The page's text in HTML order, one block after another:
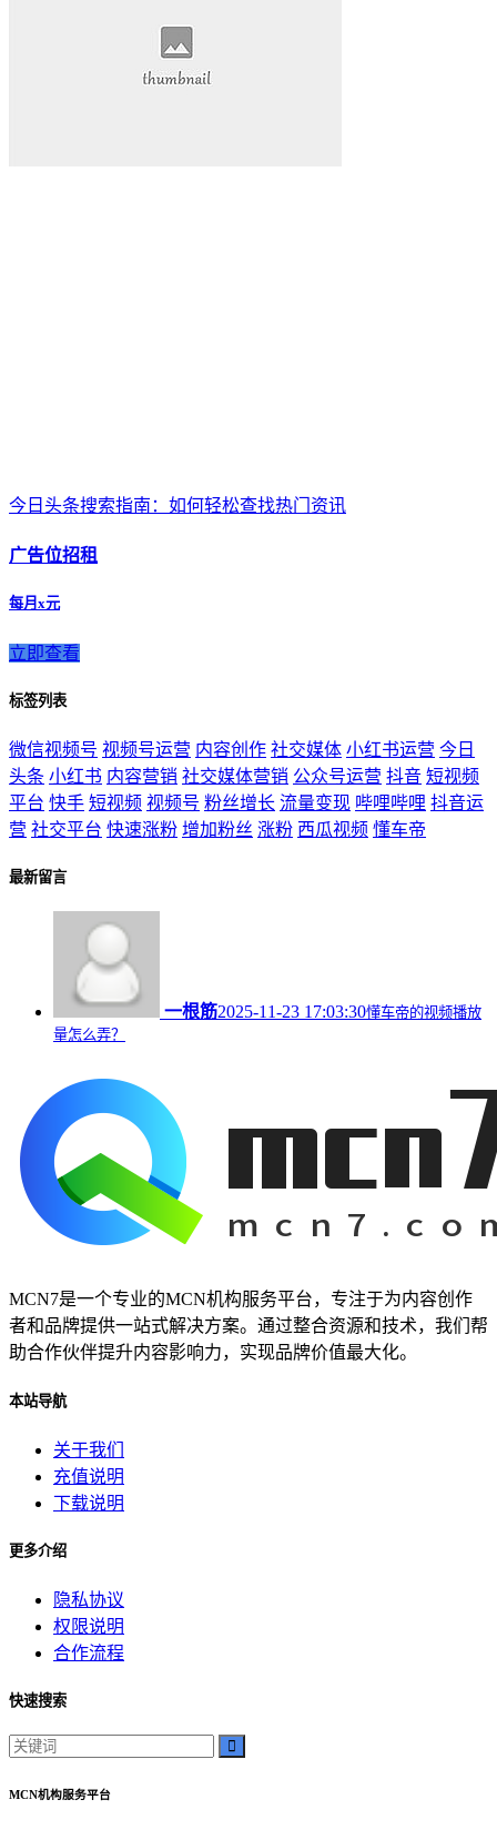
今日头条搜索指南：如何轻松查找热门资讯
广告位招租
每月x元
立即查看
标签列表
微信视频号 视频号运营 内容创作 社交媒体 小红书运营 今日
头条 小红书 内容营销 社交媒体营销 公众号运营 抖音 短视频
平台 快手 短视频 视频号 粉丝增长 流量变现 哔哩哔哩 抖音运
营 社交平台 快速涨粉 增加粉丝 涨粉 西瓜视频 懂车帝
最新留言
一根筋2025-11-23 17:03:30懂车帝的视频播放
量怎么弄？
MCN7是一个专业的MCN机构服务平台，专注于为内容创作
者和品牌提供一站式解决方案。通过整合资源和技术，我们帮
助合作伙伴提升内容影响力，实现品牌价值最大化。
本站导航
关于我们
充值说明
下载说明
更多介绍
隐私协议
权限说明
合作流程
快速搜索
MCN机构服务平台